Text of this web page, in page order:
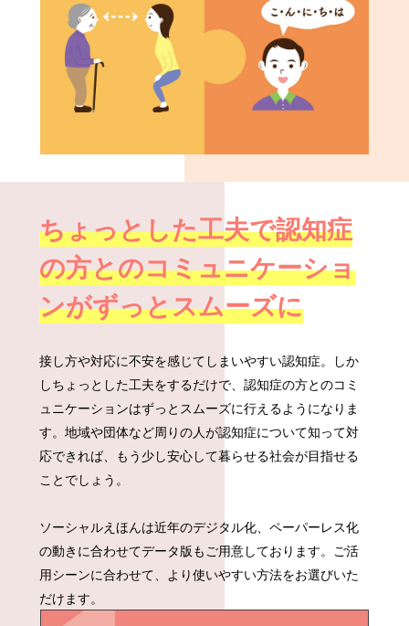
ちょっとした工夫で認知症
の方とのコミュニケーショ
ンがずっとスムーズに
接し方や対応に不安を感じてしまいやすい認知症。しか
しちょっとした工夫をするだけで、認知症の方とのコミ
ュニケーションはずっとスムーズに行えるようになりま
す。地域や団体など周りの人が認知症について知って対
応できれば、もう少し安心して暮らせる社会が目指せる
ことでしょう。
ソーシャルえほんは近年のデジタル化、ペーパーレス化
の動きに合わせてデータ版もご用意しております。ご活
用シーンに合わせて、より使いやすい方法をお選びいた
だけます。